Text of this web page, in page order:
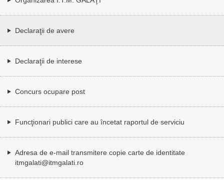
Declaraţii de avere
Declaraţii de interese
Concurs ocupare post
Funcţionari publici care au încetat raportul de serviciu
Adresa de e-mail transmitere copie carte de identitate
itmgalati@itmgalati.ro